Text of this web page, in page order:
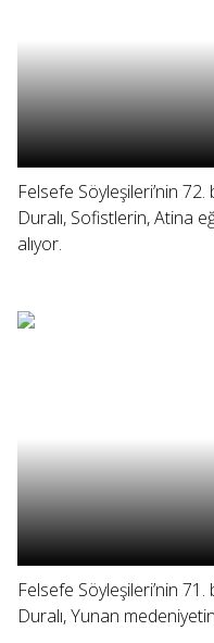
Felsefe Söyleşileri’nin
Duralı, Sofistlerin, Atina
alıyor.
Felsefe Söyleşileri’nin
Duralı, Yunan